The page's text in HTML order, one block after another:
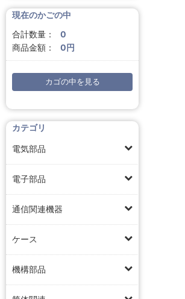
現在のかごの中
合計数量：
0
商品金額：
0円
カゴの中を見る
カテゴリ
電気部品
電子部品
通信関連機器
ケース
機構部品